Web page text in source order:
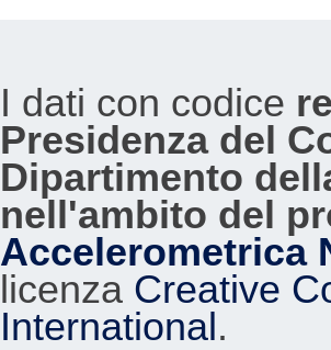
I dati con codice
Presidenza del
Dipartimento
nell'ambito del
Accelerometrica
licenza Creative
International.